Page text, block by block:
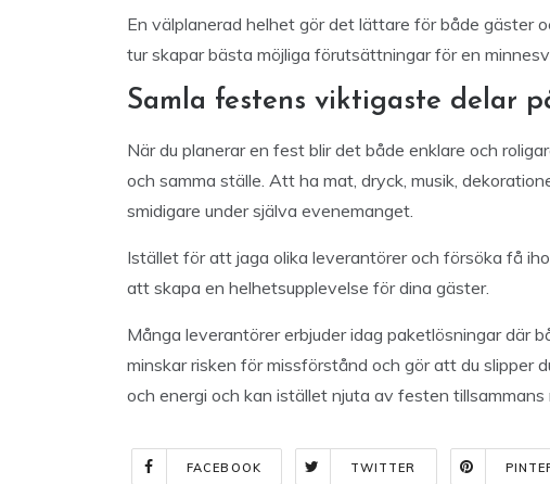
En välplanerad helhet gör det lättare för både gäster
tur skapar bästa möjliga förutsättningar för en
Samla festens viktigaste delar
När du planerar en fest blir det både enklare och
och samma ställe. Att ha mat, dryck, musik,
smidigare under själva evenemanget.
Istället för att jaga olika leverantörer och försöka få
att skapa en helhetsupplevelse för dina gäster.
Många leverantörer erbjuder idag paketlösningar där
minskar risken för missförstånd och gör att du slipper
och energi och kan istället njuta av festen tillsammans
FACEBOOK TWITTER